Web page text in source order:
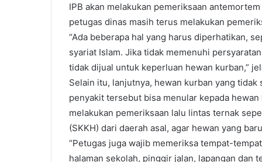
IPB akan melakukan pemeriksaan
petugas dinas masih terus melakukan
“Ada beberapa hal yang harus diperhatikan,
syariat Islam. Jika tidak memenuhi
tidak dijual untuk keperluan hewan kurban,”
Selain itu, lanjutnya, hewan kurban yang
penyakit tersebut bisa menular kepada
melakukan pemeriksaan lalu lintas ternak
(SKKH) dari daerah asal, agar hewan yang
“Petugas juga wajib memeriksa tempat-
halaman sekolah, pinggir jalan, lapangan dan